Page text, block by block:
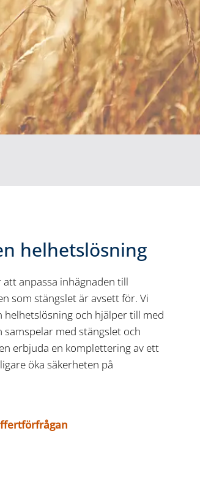
helhetslösning
anpassa inhägnaden till
som stängslet är avsett för. Vi
och hjälper till med
med stängslet och
erbjuda en komplettering av ett
öka säkerheten på